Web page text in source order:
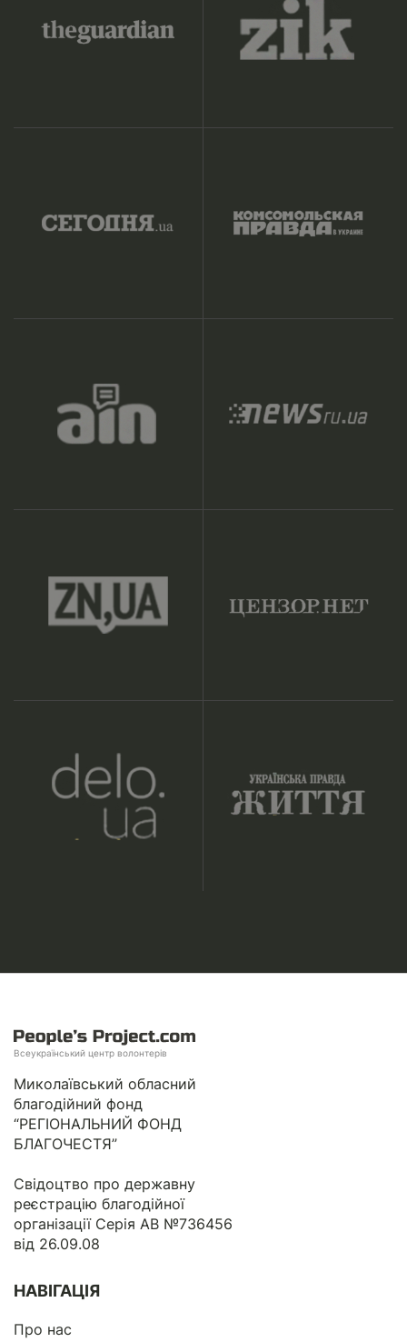
Всеукраїнський центр волонтерів
Миколаївський обласний
благодійний фонд
“РЕГІОНАЛЬНИЙ ФОНД
БЛАГОЧЕСТЯ”
Свідоцтво про державну
реєстрацію благодійної
організації Серія АВ №736456
від 26.09.08
НАВІГАЦІЯ
Про нас